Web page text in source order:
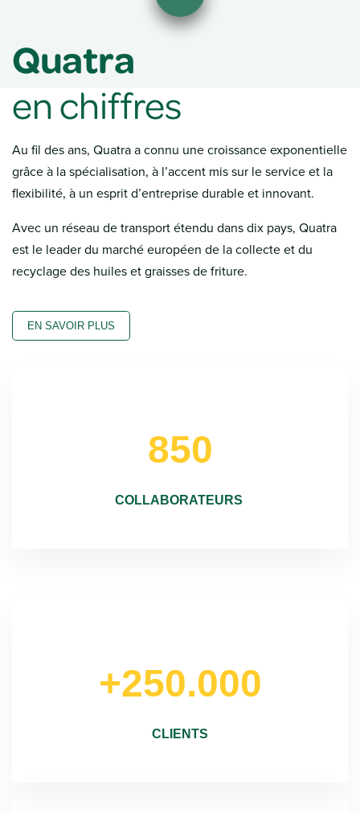
Quatra
en chiffres
Au fil des ans, Quatra a connu une croissance exponentielle
grâce à la spécialisation, à l’accent mis sur le service et la
flexibilité, à un esprit d’entreprise durable et innovant.
Avec un réseau de transport étendu dans dix pays, Quatra
est le leader du marché européen de la collecte et du
recyclage des huiles et graisses de friture.
EN SAVOIR PLUS
850
COLLABORATEURS
+250.000
CLIENTS​